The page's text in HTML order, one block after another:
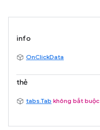
info
OnClickData
thẻ
tabs.Tab không bắt buộc